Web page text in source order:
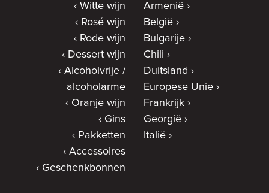
Witte wijn
Rosé wijn
Rode wijn
Dessert wijn
Alcoholvrije /
alcoholarme
Oranje wijn
Gins
Pakketten
Accessoires
Geschenkbonnen
Armenië
België
Bulgarije
Chili
Duitsland
Europese Unie
Frankrijk
Georgië
Italië